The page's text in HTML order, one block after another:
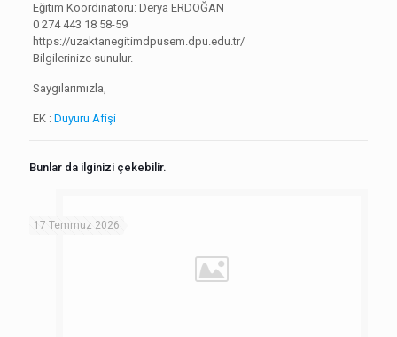
Eğitim Koordinatörü: Derya ERDOĞAN
0 274 443 18 58-59
https://uzaktanegitimdpusem.dpu.edu.tr/
Bilgilerinize sunulur.
Saygılarımızla,
EK : Duyuru Afişi
Bunlar da ilginizi çekebilir.
17 Temmuz 2026